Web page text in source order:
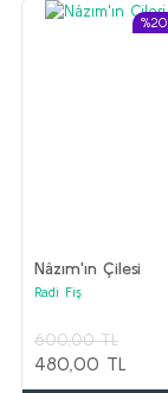
%20
Nâzım'ın Çilesi
Radi Fiş
600,00 TL
480,00 TL